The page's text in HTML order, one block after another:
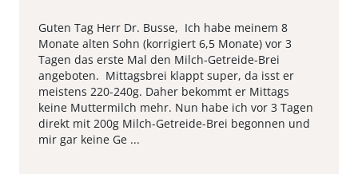
Guten Tag Herr Dr. Busse, Ich habe meinem 8
Monate alten Sohn (korrigiert 6,5 Monate) vor 3
Tagen das erste Mal den Milch-Getreide-Brei
angeboten. Mittagsbrei klappt super, da isst er
meistens 220-240g. Daher bekommt er Mittags
keine Muttermilch mehr. Nun habe ich vor 3 Tagen
direkt mit 200g Milch-Getreide-Brei begonnen und
mir gar keine Ge ...